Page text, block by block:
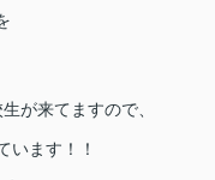
が来てますので、
います！！